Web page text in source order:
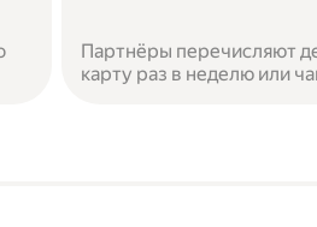
Партнёры перечисляют
карту раз в неделю или